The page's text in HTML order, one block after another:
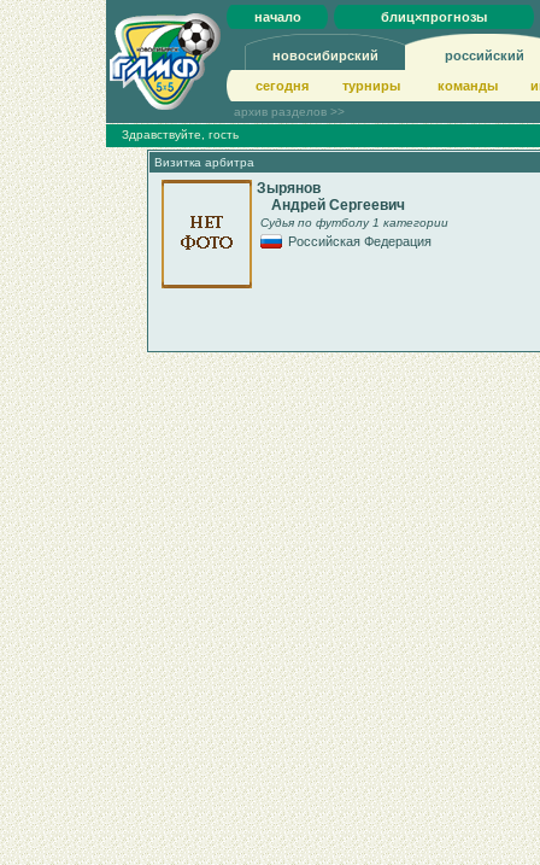
начало блиц×прогнозы
новосибирский российский
сегодня турниры команды
архив разделов >>
Здравствуйте, гость
Визитка арбитра
Зырянов
Андрей Сергеевич
Судья по футболу 1 категории
Российская Федерация